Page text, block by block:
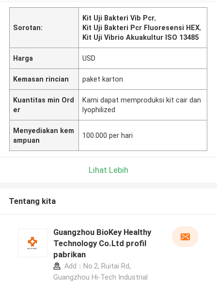
Sorotan:
Kit Uji Bakteri Vib Pcr,
Kit Uji Bakteri Pcr Fluoresensi HEX,
Kit Uji Vibrio Akuakultur ISO 13485
Harga USD
Kemasan rincian paket karton
Kuantitas min Ord
er
Kami dapat memproduksi kit cair dan
lyophilized
Menyediakan kem
ampuan
100.000 per hari
Lihat Lebih
Tentang kita
Guangzhou BioKey Healthy
Technology Co.Ltd profil
pabrikan
Add：No.2, Ruitai Rd,
Guangzhou Hi-Tech Industrial